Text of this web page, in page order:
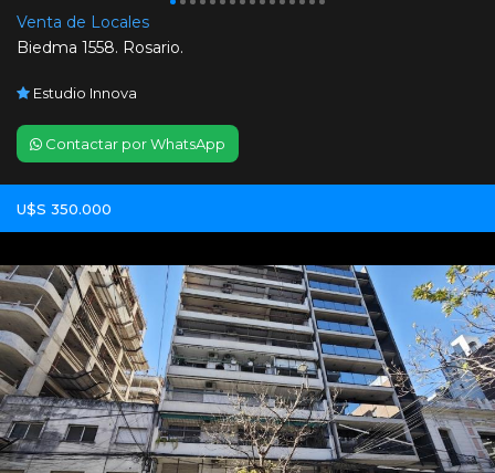
Venta de Locales
Biedma 1558. Rosario.
Estudio Innova
Contactar por WhatsApp
U$S 350.000